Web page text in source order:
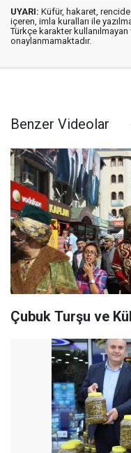
UYARI: Küfür, hakaret,
içeren, imla kuralları ile
Türkçe karakter
onaylanmamaktadır.
Benzer Videolar
Çubuk Turşu ve